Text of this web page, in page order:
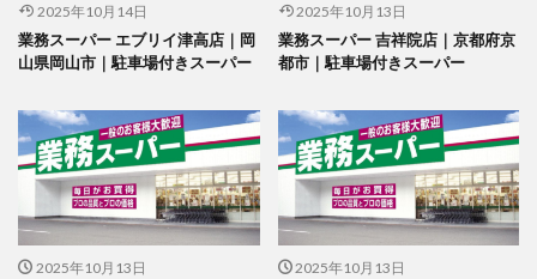
2025年10月14日
業務スーパー エブリイ津高店｜岡
山県岡山市｜駐車場付きスーパー
2025年10月13日
業務スーパー 吉祥院店｜京都府京
都市｜駐車場付きスーパー
2025年10月13日
2025年10月13日